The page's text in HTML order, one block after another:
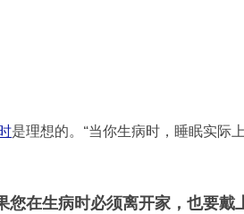
是理想的。“当你生病时，睡眠实际
在生病时必须离开家，也要戴